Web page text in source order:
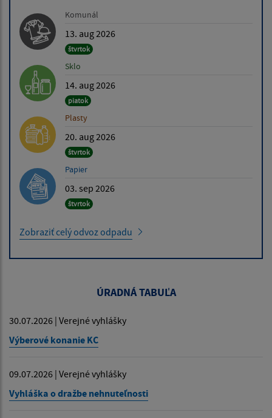
Komunál
13. aug 2026
štvrtok
Sklo
14. aug 2026
piatok
Plasty
20. aug 2026
štvrtok
Papier
03. sep 2026
štvrtok
Zobraziť celý odvoz odpadu
ÚRADNÁ TABUĽA
30.07.2026 | Verejné vyhlášky
Výberové konanie KC
09.07.2026 | Verejné vyhlášky
Vyhláška o dražbe nehnuteľnosti